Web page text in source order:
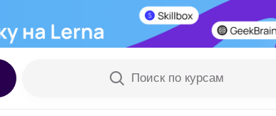
Поиск по курсам